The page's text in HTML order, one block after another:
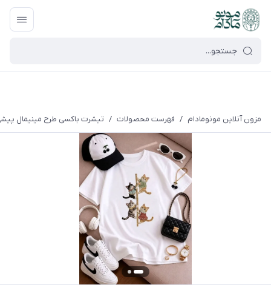
google-site-verification=UkFKasNatN7FPdBOwdojHjkgfDasi-
9oGygsJEdAZik
مزون آنلاین مونومادام / فهرست محصولات / تیشرت باکسی طرح مینیمال